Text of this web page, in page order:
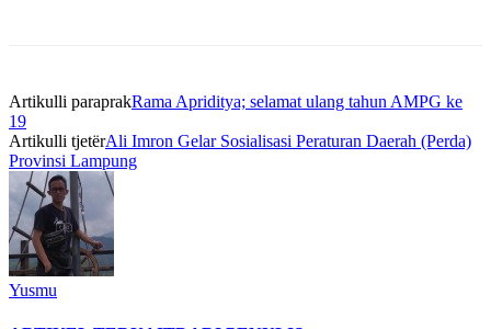
Artikulli paraprakRama Apriditya; selamat ulang tahun AMPG ke
19
Artikulli tjetërAli Imron Gelar Sosialisasi Peraturan Daerah (Perda)
Provinsi Lampung
Yusmu